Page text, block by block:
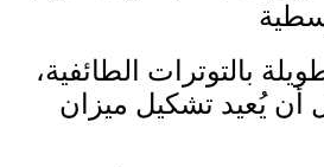
بالتوترات الطائفية،
أن يُعيد تشكيل ميزان